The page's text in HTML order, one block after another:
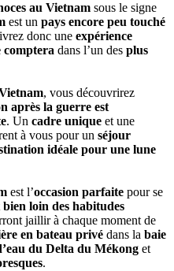
au Vietnam sous le signe
est un pays encore peu touché
donc une expérience
comptera dans l’un des plus
, vous découvrirez
après la guerre est
. Un cadre unique et une
à vous pour un séjour
idéale pour une lune
est l’occasion parfaite pour se
loin des habitudes
jaillir à chaque moment de
en bateau privé dans la baie
du Delta du Mékong et
.